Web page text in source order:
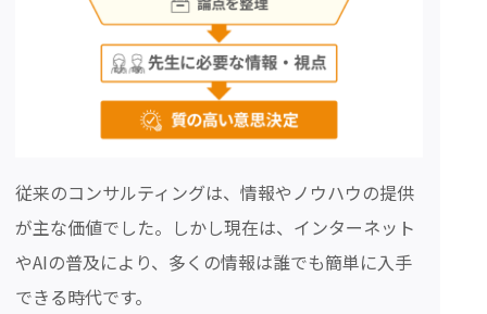
従来のコンサルティングは、情報やノウハウの提供
が主な価値でした。しかし現在は、インターネット
やAIの普及により、多くの情報は誰でも簡単に入手
できる時代です。